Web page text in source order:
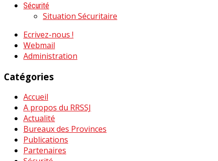
Sécurité
Situation Sécuritaire
Ecrivez-nous !
Webmail
Administration
Catégories
Accueil
A propos du RRSSJ
Actualité
Bureaux des Provinces
Publications
Partenaires